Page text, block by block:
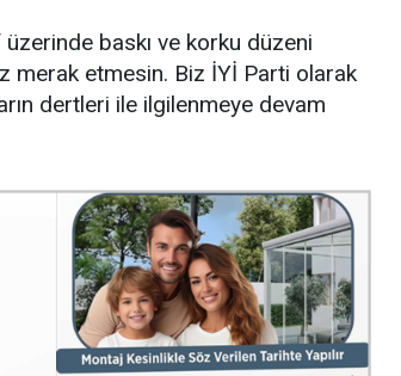
baskı ve korku düzeni
merak etmesin. Biz İYİ Parti olarak
dertleri ile ilgilenmeye devam